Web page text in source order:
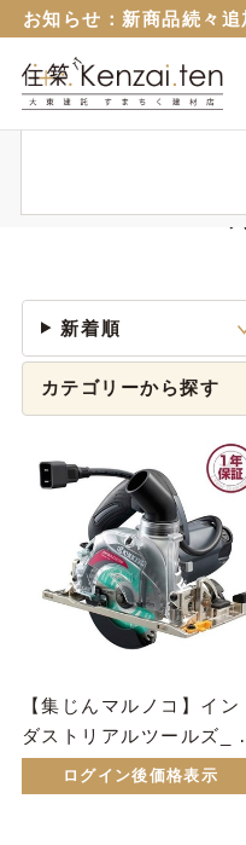
お知らせ： 新商品続々追加
６月１２日からブルー
新着順
カテゴリーから探す
【集じんマルノコ】イン
ダストリアルツールズ_
WN422EDM（外径125m
m）
ログイン後価格表示